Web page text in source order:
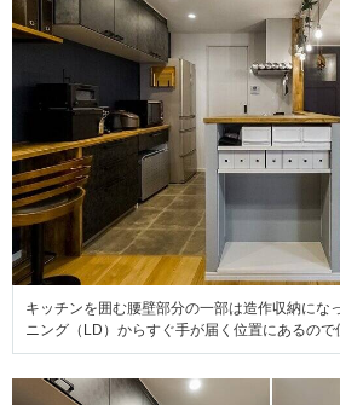
キッチンを囲む腰壁部分の一部は造作収納にな
ニング（LD）からすぐ手が届く位置にあるので